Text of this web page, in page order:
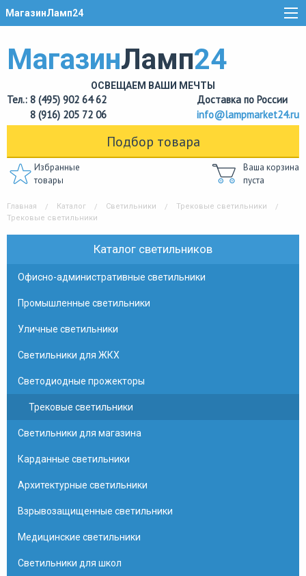
МагазинЛамп24
МагазинЛамп24
ОСВЕЩАЕМ ВАШИ МЕЧТЫ
Тел.: 8 (495) 902 64 62
8 (916) 205 72 06
Доставка по России
info@lampmarket24.ru
Подбор товара
Избранные
товары
Ваша корзина
пуста
Главная Каталог Светильники
Трековые светильники
Трековые светильники
Каталог светильников
Офисно-административные светильники
Промышленные светильники
Уличные светильники
Светильники для ЖКХ
Светодиодные прожекторы
Трековые светильники
Светильники для магазина
Карданные светильники
Архитектурные светильники
Взрывозащищенные светильники
Медицинские светильники
Светильники для школ